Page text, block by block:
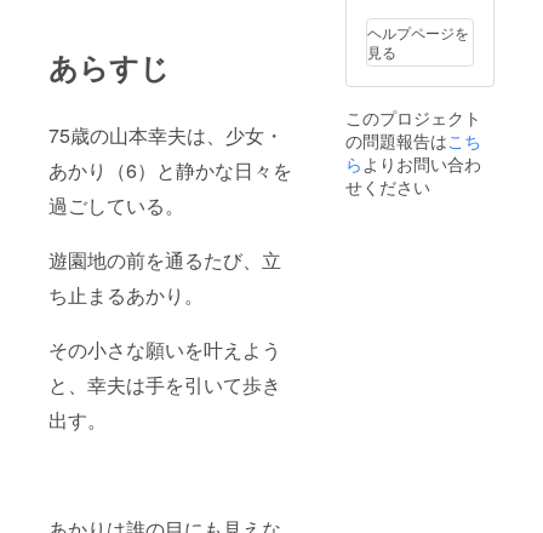
あらすじ
75歳の山本幸夫は、少女・
あかり（6）と静かな日々を
過ごしている。
遊園地の前を通るたび、立
ち止まるあかり。
その小さな願いを叶えよう
と、幸夫は手を引いて歩き
出す。
い。略
さず、
正式名
称でご
ださ
い。
ヘルプページを
見る
このプロジェクト
の問題報告はこち
ら よりお問い合わ
せください